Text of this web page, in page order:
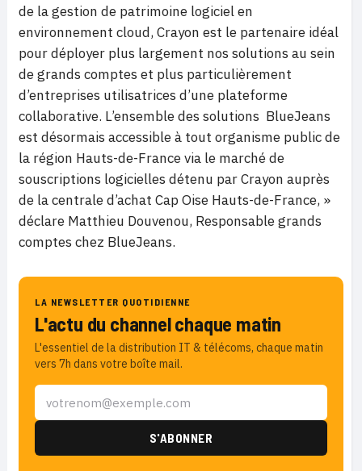
de la gestion de patrimoine logiciel en
environnement cloud, Crayon est le partenaire idéal
pour déployer plus largement nos solutions au sein
de grands comptes et plus particulièrement
d’entreprises utilisatrices d’une plateforme
collaborative. L’ensemble des solutions BlueJeans
est désormais accessible à tout organisme public de
la région Hauts-de-France via le marché de
souscriptions logicielles détenu par Crayon auprès
de la centrale d’achat Cap Oise Hauts-de-France, »
déclare Matthieu Douvenou, Responsable grands
comptes chez BlueJeans.
LA NEWSLETTER QUOTIDIENNE
L'actu du channel chaque matin
L'essentiel de la distribution IT & télécoms, chaque matin
vers 7h dans votre boîte mail.